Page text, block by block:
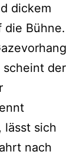
dickem
die Bühne.
scheint der
lässt sich
nach